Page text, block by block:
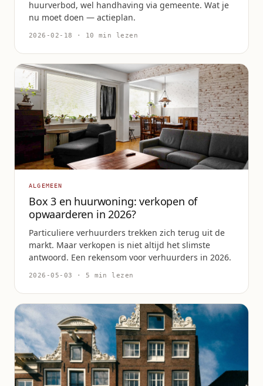
huurverbod, wel handhaving via gemeente. Wat je
nu moet doen — actieplan.
2026-02-18 · 10 min lezen
ALGEMEEN
Box 3 en huurwoning: verkopen of
opwaarderen in 2026?
Particuliere verhuurders trekken zich terug uit de
markt. Maar verkopen is niet altijd het slimste
antwoord. Een rekensom voor verhuurders in 2026.
2026-05-03 · 5 min lezen